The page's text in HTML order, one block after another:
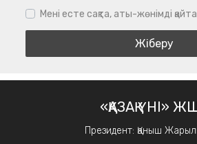
Мені есте сақта, аты-жөнімді
«ҚАЗАҚ ҮНІ»
Президент: Қаныш